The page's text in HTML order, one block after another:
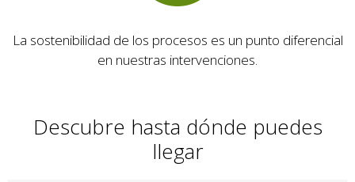
La sostenibilidad de los procesos es un punto diferencial
en nuestras intervenciones.
Descubre hasta dónde puedes
llegar